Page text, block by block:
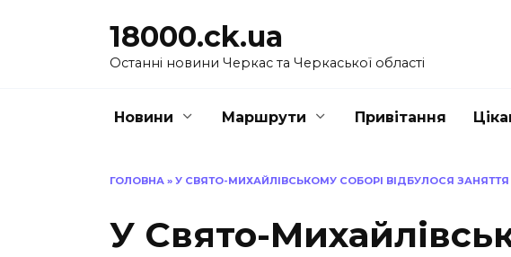
18000.ck.ua
Останні новини Черкас та Черкаської області
Новини Маршрути Привітання
ГОЛОВНА » У СВЯТО-МИХАЙЛІВСЬКОМУ СОБОРІ ВІДБУЛОСЯ
У Свято-